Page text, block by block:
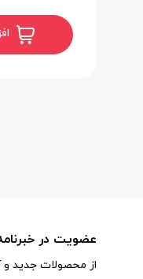
عضویت در
از محصولات جدید